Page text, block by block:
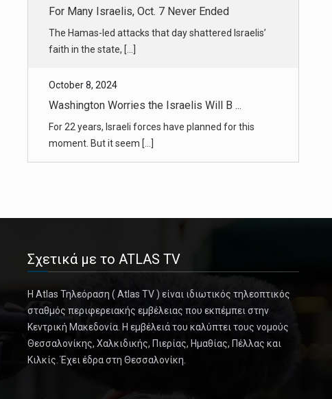
Washington Worries the Israelis Will B ...
moment. But it seem [...]
Sheena Wright, Eric Adams’s Deputy May ...
Sheena Wright, the first deputy mayor of New York
The “historic” rule aims to eliminate a major source
of lead poisoning [...]
October 8, 2024
Nobel Physics Prize Awarded for Pionee ...
With work on machine learning that uses artificial
neural networks, Jo [...]
Σχετικά με το ATLAS TV
Η Atlas Τηλεόραση ( Atlas TV ) είναι ιδιωτικός τηλεοπτικός
σταθμός περιφερειακής εμβέλειας που εκπέμπει στην
Κεντρική Μακεδονία. Η εμβέλειά του καλύπτει τους νομούς
Θεσσαλονίκης, Χαλκιδικής, Πιερίας, Ημαθίας, Πέλλας και
Κιλκίς. Έχει έδρα στη Θεσσαλονίκη.